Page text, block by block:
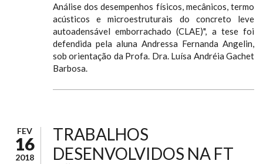
Análise dos desempenhos físicos, mecânicos, termo
acústicos e microestruturais do concreto leve
autoadensável emborrachado (CLAE)", a tese foi
defendida pela aluna Andressa Fernanda Angelin,
sob orientação da Profa. Dra. Luísa Andréia Gachet
Barbosa.
FEV
16
2018
TRABALHOS
DESENVOLVIDOS NA FT